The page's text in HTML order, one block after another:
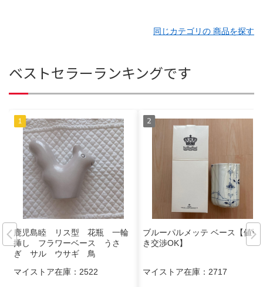
同じカテゴリの 商品を探す
ベストセラーランキングです
鹿児島睦 リス型 花瓶 一輪
挿し フラワーベース うさ
ぎ サル ウサギ 鳥
マイストア在庫： 2522
ブルーパルメッテ ベース【値引
き交渉OK】
マイストア在庫： 2717